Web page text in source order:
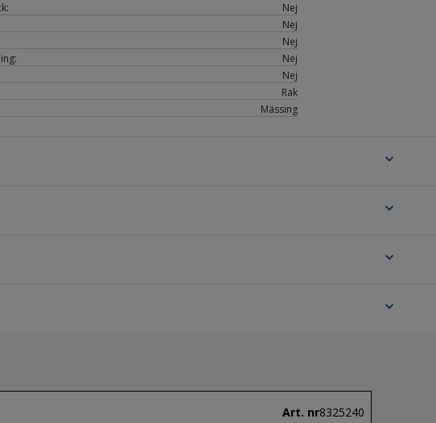
Nej
Nej
Nej
Nej
Nej
Rak
Mässing
expand_more
expand_more
expand_more
expand_more
Art. nr8325240